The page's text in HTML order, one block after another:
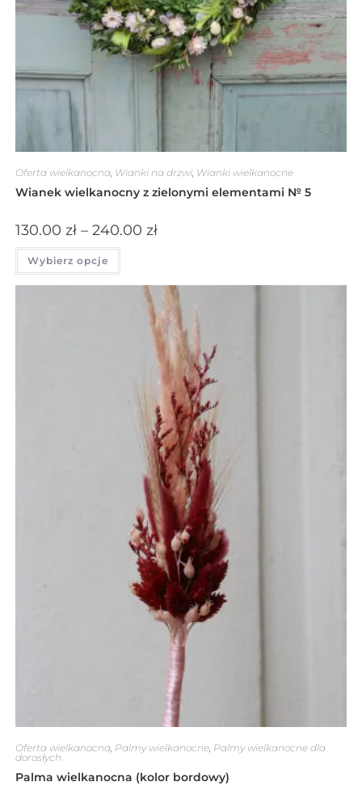
Oferta wielkanocna, Wianki na drzwi, Wianki wielkanocne
Wianek wielkanocny z zielonymi elementami № 5
130.00 zł – 240.00 zł
Wybierz opcje
Oferta wielkanocna, Palmy wielkanocne, Palmy wielkanocne dla
dorosłych
Palma wielkanocna (kolor bordowy)